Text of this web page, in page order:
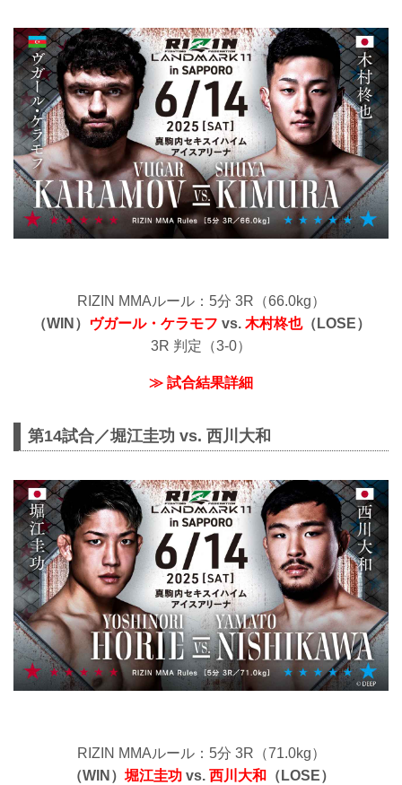
RIZIN MMAルール：5分 3R（66.0kg）
（WIN）
ヴガール・ケラモフ vs. 木村柊也（LOSE）
3R 判定（3-0）
≫ 試合結果詳細
第14試合／堀江圭功 vs. 西川大和
RIZIN MMAルール：5分 3R（71.0kg）
（WIN） 堀江圭功vs. 西川大和 （LOSE）